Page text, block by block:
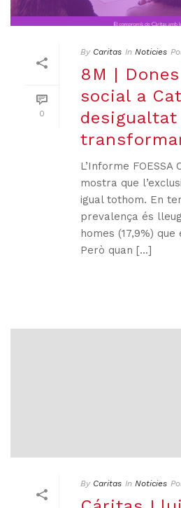
0
By Caritas In Noticies
8M |
social a
L’Informe FOESSA
mostra que
igual tothom. En
prevalença és
homes (17,9%) que
Però quan [...]
By Caritas In Noticies